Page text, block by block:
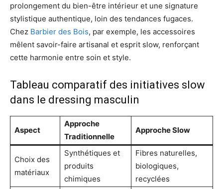
prolongement du bien-être intérieur et une signature
stylistique authentique, loin des tendances fugaces.
Chez Barbier des Bois, par exemple, les accessoires
mêlent savoir-faire artisanal et esprit slow, renforçant
cette harmonie entre soin et style.
Tableau comparatif des initiatives slow
dans le dressing masculin
Aspect
Approche
Traditionnelle
Approche Slow
Choix des
matériaux
Synthétiques et
produits
chimiques
Fibres naturelles,
biologiques,
recyclées